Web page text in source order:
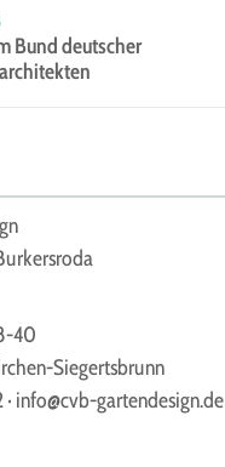
Bund deutscher
40
Siegertsbrunn
· info@cvb-gartendesign.de